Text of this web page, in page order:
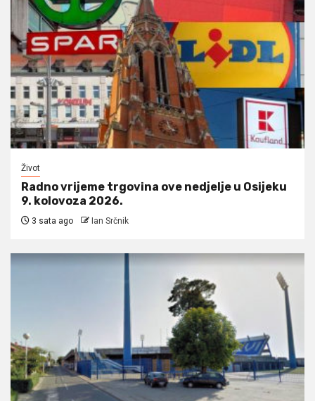
Život
Radno vrijeme trgovina ove nedjelje u Osijeku
9. kolovoza 2026.
3 sata ago Ian Srčnik